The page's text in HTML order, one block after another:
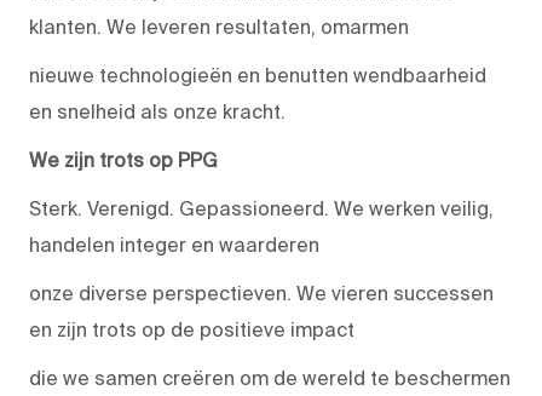
klanten. We leveren resultaten, omarmen
nieuwe technologieën en benutten wendbaarheid
en snelheid als onze kracht.
We zijn trots op PPG
Sterk. Verenigd. Gepassioneerd. We werken veilig,
handelen integer en waarderen
onze diverse perspectieven. We vieren successen
en zijn trots op de positieve impact
die we samen creëren om de wereld te beschermen